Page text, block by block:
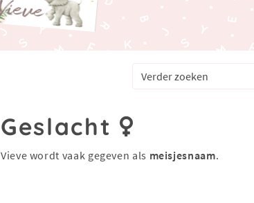
Geslacht
Vieve wordt vaak gegeven als meisjesnaam.